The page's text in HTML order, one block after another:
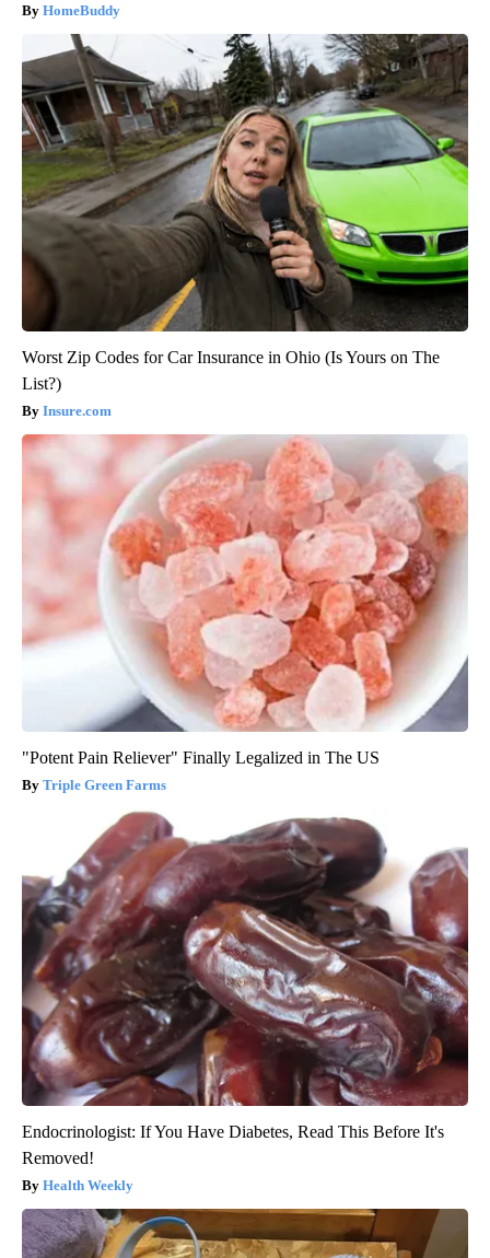
HomeBuddy
Worst Zip Codes for Car Insurance in Ohio (Is Yours on The
List?)
Insure.com
"Potent Pain Reliever" Finally Legalized in The US
Triple Green Farms
Endocrinologist: If You Have Diabetes, Read This Before It's
Removed!
Health Weekly